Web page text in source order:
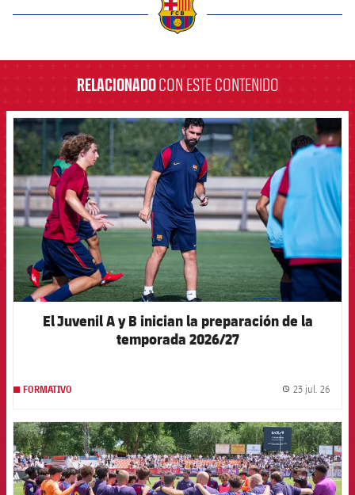
RELACIONADOCON ESTE CONTENIDO
FCB Barcelona badge
El Juvenil A y B inician la preparación de la
temporada 2026/27
FORMATIVO 23 jul. 26
FCB Barcelona badge